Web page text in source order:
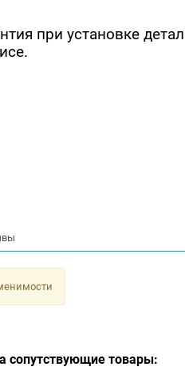
при установке
сопутствующие товары: